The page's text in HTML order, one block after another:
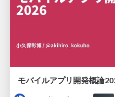
モバイルアプリ開発概論